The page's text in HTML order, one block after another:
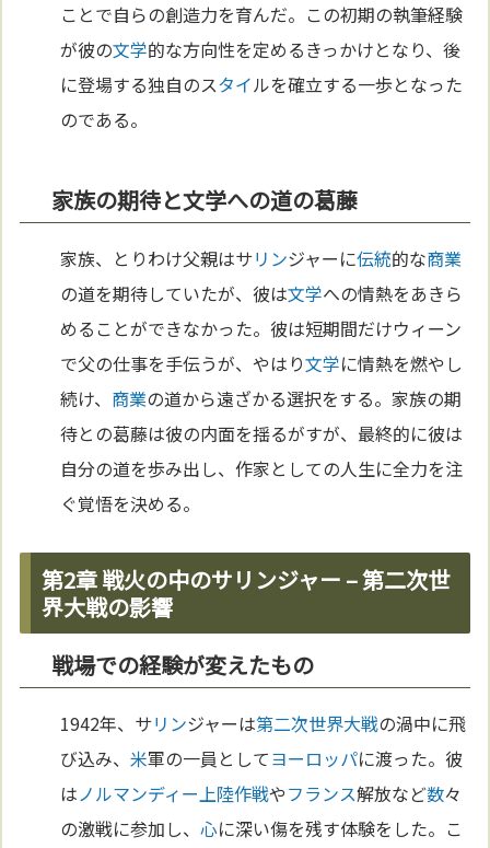
ことで自らの創造力を育んだ。この初期の執筆経験
が彼の文学的な方向性を定めるきっかけとなり、後
に登場する独自のスタイルを確立する一歩となった
のである。
家族の期待と文学への道の葛藤
家族、とりわけ父親はサリンジャーに伝統的な商業
の道を期待していたが、彼は文学への情熱をあきら
めることができなかった。彼は短期間だけウィーン
で父の仕事を手伝うが、やはり文学に情熱を燃やし
続け、 商業の道から遠ざかる選択をする。家族の期
待との葛藤は彼の内面を揺るがすが、最終的に彼は
自分の道を歩み出し、作家としての人生に全力を注
ぐ覚悟を決める。
第2章 戦火の中のサリンジャー – 第二次世
界大戦の影響
戦場での経験が変えたもの
1942年、サリンジャーは第二次世界大戦の渦中に飛
び込み、米軍の一員としてヨーロッパに渡った。彼
はノルマンディー上陸作戦やフランス解放など数々
の激戦に参加し、心に深い傷を残す体験をした。こ